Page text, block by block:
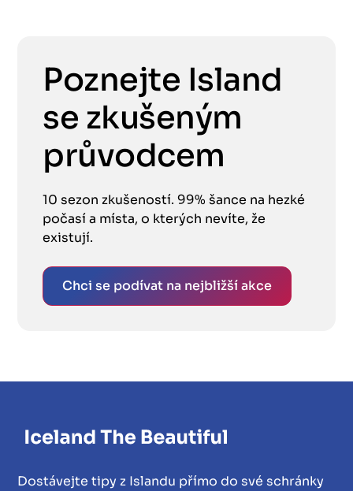
Poznejte Island
se zkušeným
průvodcem
10 sezon zkušeností. 99% šance na hezké
počasí a místa, o kterých nevíte, že
existují.
Chci se podívat na nejbližší akce
Dostávejte tipy z Islandu přímo do své schránky